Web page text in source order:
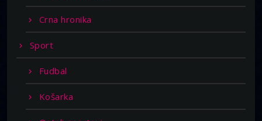
Crna hronika
Sport
Fudbal
Košarka